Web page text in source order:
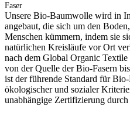
Faser
Unsere Bio-Baumwolle wird in
angebaut, die sich um den
Menschen kümmern, indem sie
natürlichen Kreisläufe vor Ort
nach dem Global Organic
von der Quelle der Bio-Fasern
ist der führende Standard für
ökologischer und sozialer
unabhängige Zertifizierung